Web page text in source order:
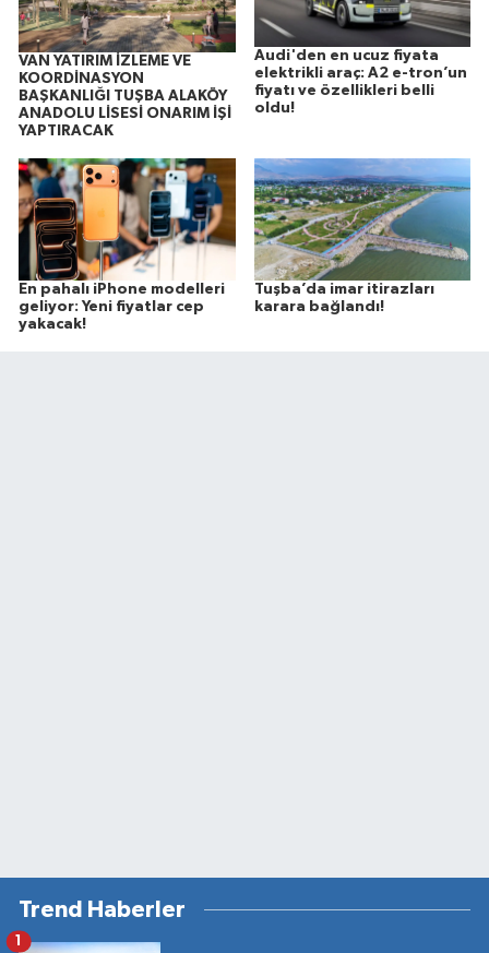
VAN YATIRIM İZLEME VE
KOORDİNASYON
BAŞKANLIĞI TUŞBA ALAKÖY
ANADOLU LİSESİ ONARIM İŞİ
YAPTIRACAK
Audi'den en ucuz fiyata
elektrikli araç: A2 e-tron’un
fiyatı ve özellikleri belli
oldu!
En pahalı iPhone modelleri
geliyor: Yeni fiyatlar cep
yakacak!
Tuşba’da imar itirazları
karara bağlandı!
Trend Haberler
1